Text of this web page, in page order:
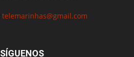
telemarinhas@gmail.com
SÍGUENOS